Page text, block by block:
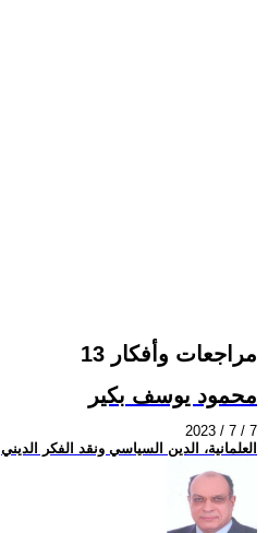
مراجعات وأفكار 13
محمود يوسف بكير
2023 / 7 / 7
العلمانية، الدين السياسي ونقد الفكر الديني